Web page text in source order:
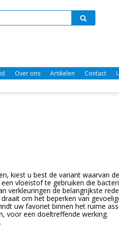
Over ons Artikelen Contact
kiest u best de variant waarvan
vloeistof te gebruiken die
verkleuringen de belangrijkste
om het beperken van
uw favoriet binnen het ruime
voor een doeltreffende werking.